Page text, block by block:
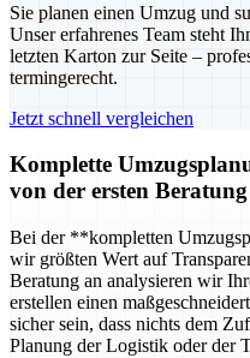
Sie planen einen Umzug und
Unser erfahrenes Team steht
letzten Karton zur Seite –
termingerecht.
Jetzt schnell vergleichen
Komplette
von der ersten
Bei der **kompletten
wir größten Wert auf
Beratung an analysieren wir
erstellen einen
sicher sein, dass nichts dem
Planung der Logistik oder der